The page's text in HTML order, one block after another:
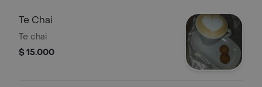
Te Chai
Te chai
$ 15.000